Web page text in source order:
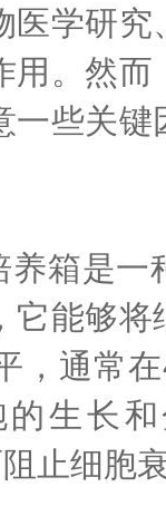
医学研
用。然
一些关
箱是一
它能够
，通常
生长
止细胞